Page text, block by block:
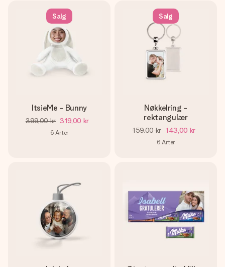
Salg
ItsieMe - Bunny
399,00 kr 319,00 kr
6 Arter
Salg
Nøkkelring -
rektangulær
159,00 kr 143,00 kr
6 Arter